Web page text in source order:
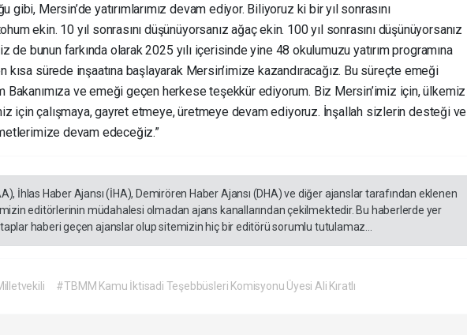
gibi, Mersin’de yatırımlarımız devam ediyor. Biliyoruz ki bir yıl sonrasını
ekin. 10 yıl sonrasını düşünüyorsanız ağaç ekin. 100 yıl sonrasını düşünüyorsanız
de bunun farkında olarak 2025 yılı içerisinde yine 48 okulumuzu yatırım programına
kısa sürede inşaatına başlayarak Mersin’imize kazandıracağız. Bu süreçte emeği
Bakanımıza ve emeği geçen herkese teşekkür ediyorum. Biz Mersin’imiz için, ülkemiz
için çalışmaya, gayret etmeye, üretmeye devam ediyoruz. İnşallah sizlerin desteği ve
devam edeceğiz.”
İhlas Haber Ajansı (İHA), Demirören Haber Ajansı (DHA) ve diğer ajanslar tarafından eklenen
editörlerinin müdahalesi olmadan ajans kanallarından çekilmektedir. Bu haberlerde yer
haberi geçen ajanslar olup sitemizin hiç bir editörü sorumlu tutulamaz...
#TBMM Kamu İktisadi Teşebbüsleri Komisyonu Üyesi Ali Kıratlı